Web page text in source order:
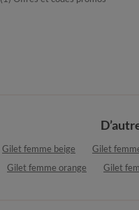
Gilet femme beige Gilet
Gilet femme orange
Gilet